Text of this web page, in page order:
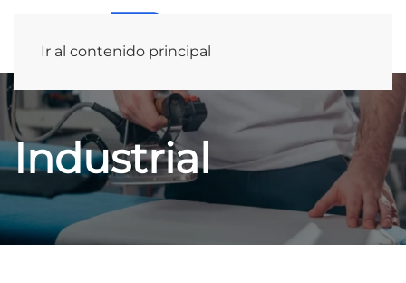
Ir al contenido principal
Industrial